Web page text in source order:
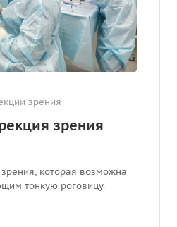
зрения
зрения
которая возможна
тонкую роговицу.